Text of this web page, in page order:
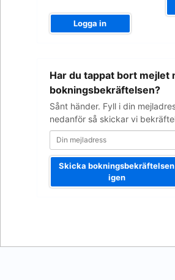
Logga in
Har du tappat bort mejlet
bokningsbekräftelsen?
Sånt händer. Fyll i din
nedanför så skickar vi
mejladress
Skicka bokningsbekräftelsen
igen